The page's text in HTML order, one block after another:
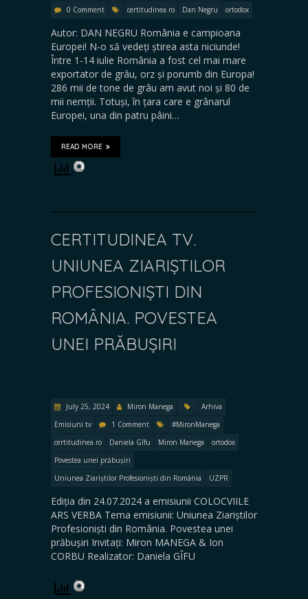
0 Comment
certitudinea.ro Dan Negru ortodox
Autor: DAN NEGRU România e campioana
Europei! N-o să vedeți știrea asta niciunde!
Între 1-14 iulie România a fost cel mai mare
exportator de grâu, orz și porumb din Europa!
286 mii de tone de grâu am avut noi și 80 de
mii nemții. Totuși, în țara care e grânarul
Europei, una din patru pâini…
READ MORE
CERTITUDINEA TV.
UNIUNEA ZIARIȘTILOR
PROFESIONIȘTI DIN
ROMÂNIA. POVESTEA
UNEI PRĂBUȘIRI
July 25, 2024 Miron Manega
Arhiva
Emisiuni tv
1 Comment
#MironManega
certitudinea.ro
Daniela Gîfu Miron Manega
ortodox
Povestea unei prăbușiri
Uniunea Ziariștilor Profesioniști din România
UZPR
Ediția din 24.07.2024 a emisiunii COLOCVIILE
ARS VERBA Tema emisiunii: Uniunea Ziariștilor
Profesioniști din România. Povestea unei
prăbușiri Invitați: Miron MANEGA & Ion
CORBU Realizator: Daniela GÎFU